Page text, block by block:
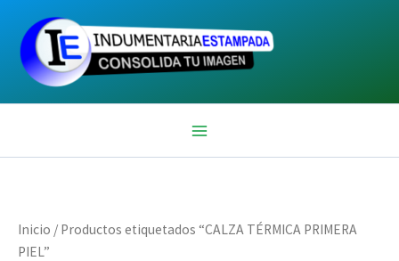
contenido
Inicio / Productos etiquetados “CALZA TÉRMICA PRIMERA
PIEL”